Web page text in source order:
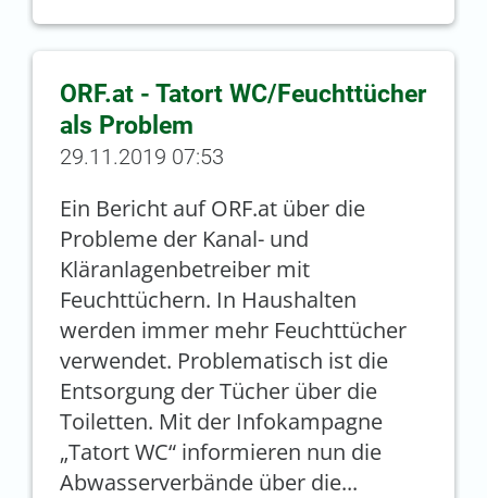
ORF.at - Tatort WC/Feuchttücher
als Problem
29.11.2019 07:53
Ein Bericht auf ORF.at über die
Probleme der Kanal- und
Kläranlagenbetreiber mit
Feuchttüchern. In Haushalten
werden immer mehr Feuchttücher
verwendet. Problematisch ist die
Entsorgung der Tücher über die
Toiletten. Mit der Infokampagne
„Tatort WC“ informieren nun die
Abwasserverbände über die...